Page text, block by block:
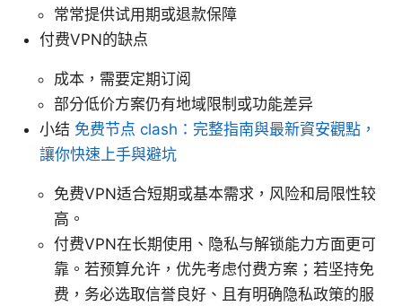
常常提供试用期或退款保障
付费VPN的缺点
成本，需要定期订阅
部分低价方案仍有地域限制或功能差异
小结 免费节点 clash：完整指南與最新資安觀點，
讓你快速上手與避坑
免费VPN适合短期或基本需求，风险和局限性较
高。
付费VPN在长期使用、隐私与解锁能力方面更可
靠。若预算允许，优先考虑付费方案；若坚持免
费，务必选取信誉良好、且有明确隐私政策的服